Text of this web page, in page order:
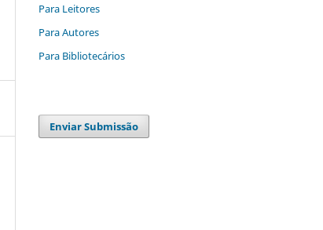
Para Leitores
Para Autores
Para Bibliotecários
Enviar Submissão